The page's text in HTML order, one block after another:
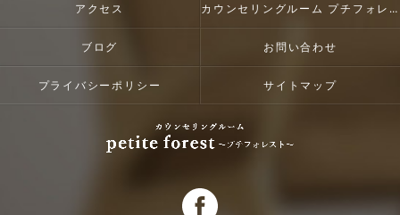
アクセス カウンセリングルーム プチフォレスト
ブログ お問い合わせ
プライバシーポリシー サイトマップ